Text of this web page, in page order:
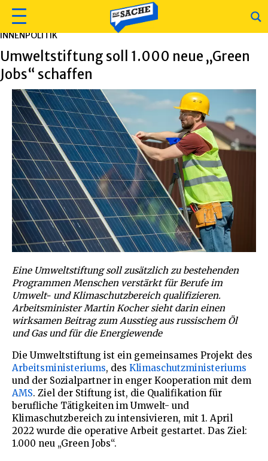
INNENPOLITIK
Umweltstiftung soll 1.000 neue „Green
Jobs“ schaffen
Eine Umweltstiftung soll zusätzlich zu bestehenden
Programmen Menschen verstärkt für Berufe im
Umwelt- und Klimaschutzbereich qualifizieren.
Arbeitsminister Martin Kocher sieht darin einen
wirksamen Beitrag zum Ausstieg aus russischem Öl
und Gas und für die Energiewende
Die Umweltstiftung ist ein gemeinsames Projekt des
Arbeitsministeriums, des Klimaschutzministeriums
und der Sozialpartner in enger Kooperation mit dem
AMS. Ziel der Stiftung ist, die Qualifikation für
berufliche Tätigkeiten im Umwelt- und
Klimaschutzbereich zu intensivieren, mit 1. April
2022 wurde die operative Arbeit gestartet. Das Ziel:
1.000 neu „Green Jobs“.